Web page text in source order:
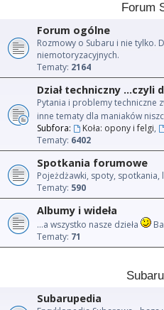
Forum
Forum ogólne
Rozmowy o Subaru i nie tylko.
niemotoryzacyjnych.
Tematy: 2164
Dział techniczny ...czyli
Pytania i problemy techniczne
inne tematy dla maniaków
Subfora:
Koła: opony i felgi,
Tematy: 6402
Spotkania forumowe
Pojeżdżawki, spoty, spotkania,
Tematy: 590
Albumy i wideła
...a wszystko nasze dzieła
Tematy: 71
Subarupedia